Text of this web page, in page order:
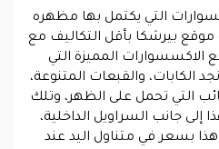
التي يكتمل بها مظهره
موقع بيرشكا بأقل التكاليف مع
المميزة التي
الكابات، والقبعات المتنوعة،
التي تحمل على الظهر، وتلك
إلى جانب السراويل الداخلية،
بسعر في متناول اليد عند